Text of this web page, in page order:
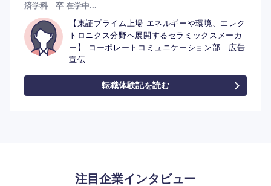
済学科 卒 在学中...
【東証プライム上場 エネルギーや環境、エレク
トロニクス分野へ展開するセラミックスメーカ
ー】 コーポレートコミュニケーション部 広告
宣伝
転職体験記を読む
注目企業インタビュー